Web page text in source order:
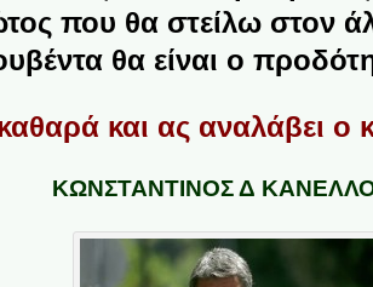
που θα στείλω στον
θα είναι ο
και ας αναλάβει ο
ΚΩΝΣΤΑΝΤΙΝΟΣ Δ